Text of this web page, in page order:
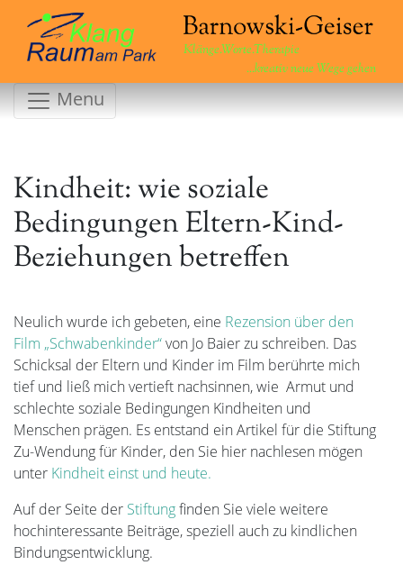
Klänge.Worte.Therapie
...kreativ neue Wege gehen
Menu
Kindheit: wie soziale
Bedingungen Eltern-Kind-
Beziehungen betreffen
Neulich wurde ich gebeten, eine Rezension über den
Film „Schwabenkinder“von Jo Baier zu schreiben. Das
Schicksal der Eltern und Kinder im Film berührte mich
tief und ließ mich vertieft nachsinnen, wie Armut und
schlechte soziale Bedingungen Kindheiten und
Menschen prägen. Es entstand ein Artikel für die Stiftung
Zu-Wendung für Kinder, den Sie hier nachlesen mögen
unter Kindheit einst und heute.
Auf der Seite der Stiftungfinden Sie viele weitere
hochinteressante Beiträge, speziell auch zu kindlichen
Bindungsentwicklung.